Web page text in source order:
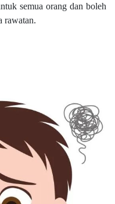
semua orang dan boleh
rawatan.